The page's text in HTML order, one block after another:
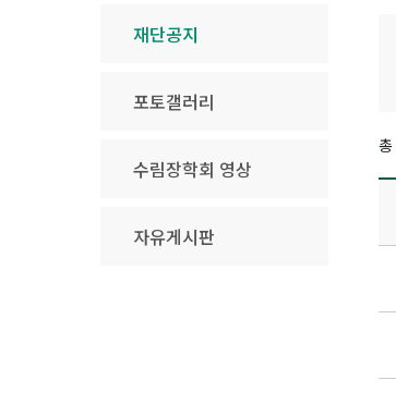
재단공지
포토갤러리
수림장학회 영상
자유게시판
총